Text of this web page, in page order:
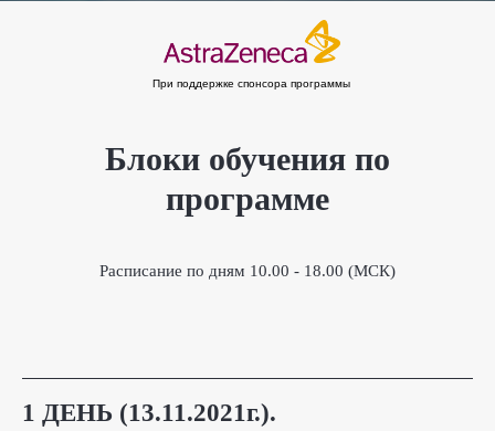
При поддержке спонсора программы
Блоки обучения по
программе
Расписание по дням 10.00 - 18.00 (МСК)
1 ДЕНЬ (13.11.2021г.).